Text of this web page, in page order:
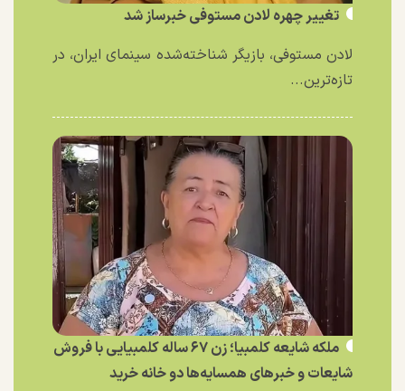
تغییر چهره لادن مستوفی خبرساز شد
لادن مستوفی، بازیگر شناخته‌شده سینمای ایران، در
تازه‌ترین...
ملکه شایعه کلمبیا؛ زن ۶۷ ساله کلمبیایی با فروش
شایعات و خبر‌های همسایه‌ها دو خانه خرید